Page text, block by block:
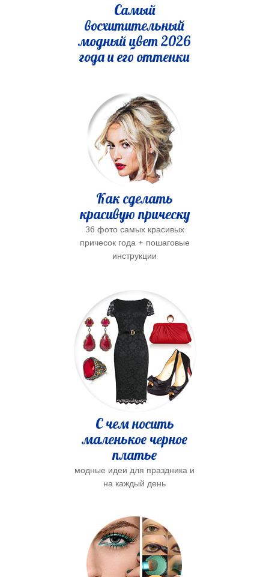
Самый
восхитительный
модный цвет 2026
года и его оттенки
Как сделать
красивую прическу
36 фото самых красивых
причесок года + пошаговые
инструкции
С чем носить
маленькое черное
платье
модные идеи для праздника и
на каждый день